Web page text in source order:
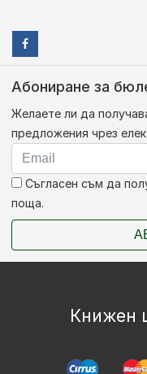
Абониране за
Желаете ли да
предложения чрез
Съгласен съм да
поща.
Книжен